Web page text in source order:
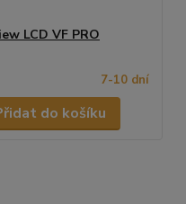
LCD VF PRO
7-10 dní
do košíku